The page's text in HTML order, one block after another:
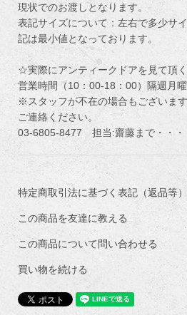
現状でのお渡しとなります。
表記サイズについて：左右で多少サ
記は最小値となっております。
☆実際にアンティークドアを見て頂く
営業時間（10：00-18：00）隔週月
※スタッフが不在の場合もございま
ご連絡ください。
03-6805-8477 担当:齋藤まで・・・
特定商取引法に基づく表記（返品等）
この商品を友達に教える
この商品について問い合わせる
買い物を続ける